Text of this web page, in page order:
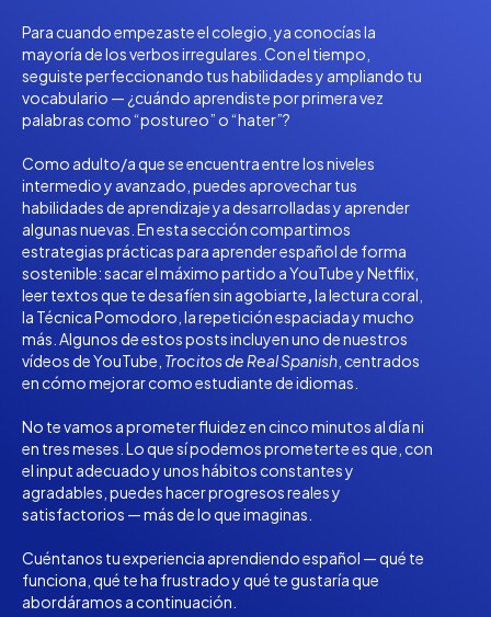
Para cuando empezaste el colegio, ya conocías la
mayoría de los verbos irregulares. Con el tiempo,
seguiste perfeccionando tus habilidades y ampliando tu
vocabulario — ¿cuándo aprendiste por primera vez
palabras como “postureo” o “hater”?
Como adulto/a que se encuentra entre los niveles
intermedio y avanzado, puedes aprovechar tus
habilidades de aprendizaje ya desarrolladas y aprender
algunas nuevas. En esta sección compartimos
estrategias prácticas para aprender español de forma
sostenible: sacar el máximo partido a YouTube y Netflix,
leer textos que te desafíen sin agobiarte,la lectura coral,
la Técnica Pomodoro, la repetición espaciada y mucho
más. Algunos de estos posts incluyen uno de nuestros
vídeos de YouTube, Trocitos de Real Spanish , centrados
en cómo mejorar como estudiante de idiomas.
No te vamos a prometer fluidez en cinco minutos al día ni
en tres meses. Lo que sí podemos prometerte es que, con
el input adecuado y unos hábitos constantes y
agradables, puedes hacer progresos reales y
satisfactorios — más de lo que imaginas.
Cuéntanos tu experiencia aprendiendo español — qué te
funciona, qué te ha frustrado y qué te gustaría que
abordáramos a continuación.